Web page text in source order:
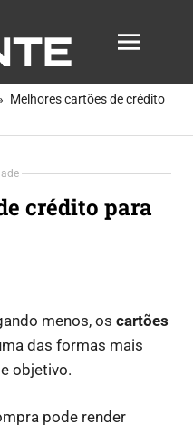
Notícia
Quente
MENU
Melhores cartões de crédito
crédito para
menos, os cartões
das formas mais
objetivo.
pode render